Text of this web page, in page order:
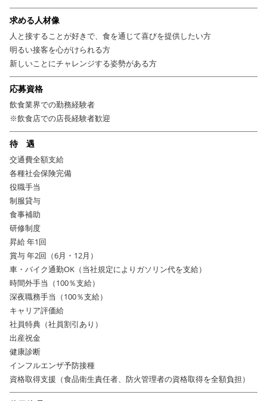
求める人材像
人と接することが好きで、食を通じて喜びを提供したい方
明るい接客を心がけられる方
新しいことにチャレンジする姿勢がある方
応募資格
飲食業界での勤務経験者
※飲食店での店長経験者歓迎
待 遇
交通費全額支給
各種社会保険完備
役職手当
制服貸与
食事補助
研修制度
昇給 年1回
賞与 年2回（6月・12月）
車・バイク通勤OK（当社規定によりガソリン代を支給）
時間外手当（100％支給）
深夜職務手当（100％支給）
キャリア評価給
社員特典（社員割引あり）
出産祝金
健康診断
インフルエンザ予防接種
資格取得支援（食品衛生責任者、防火管理者の資格取得を全額負担）